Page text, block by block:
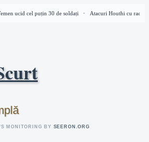
ucid cel puțin 30 de soldați Atacuri Houthi cu
MONITORING BY SEERON.ORG